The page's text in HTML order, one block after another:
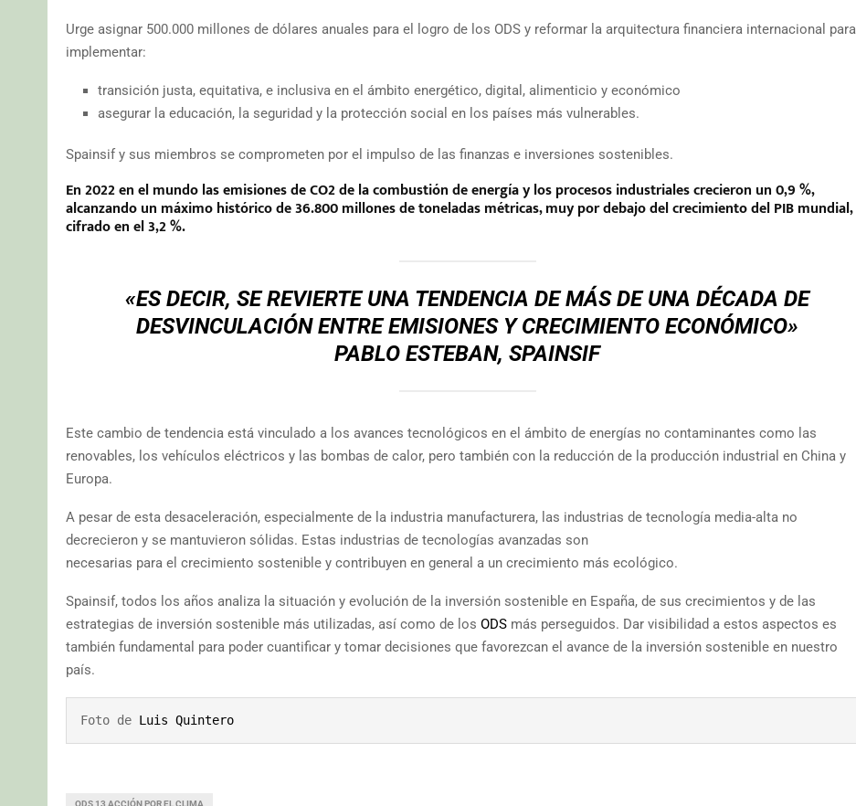
Urge asignar 500.000 millones de dólares anuales para el logro de los ODS y reformar la arquitectura financiera internacional para
implementar:
transición justa, equitativa, e inclusiva en el ámbito energético, digital, alimenticio y económico
asegurar la educación, la seguridad y la protección social en los países más vulnerables.
Spainsif y sus miembros se comprometen por el impulso de las finanzas e inversiones sostenibles.
En 2022 en el mundo las emisiones de CO2 de la combustión de energía y los procesos industriales crecieron un 0,9 %,
alcanzando un máximo histórico de 36.800 millones de toneladas métricas, muy por debajo del crecimiento del PIB mundial,
cifrado en el 3,2 %.
«ES DECIR, SE REVIERTE UNA TENDENCIA DE MÁS DE UNA DÉCADA DE
DESVINCULACIÓN ENTRE EMISIONES Y CRECIMIENTO ECONÓMICO»
PABLO ESTEBAN,SPAINSIF
Este cambio de tendencia está vinculado a los avances tecnológicos en el ámbito de energías no contaminantes como las
renovables, los vehículos eléctricos y las bombas de calor, pero también con la reducción de la producción industrial en China y
Europa.
A pesar de esta desaceleración, especialmente de la industria manufacturera, las industrias de tecnología media-alta no
decrecieron y se mantuvieron sólidas. Estas industrias de tecnologías avanzadas son
necesarias para el crecimiento sostenible y contribuyen en general a un crecimiento más ecológico.
Spainsif, todos los años analiza la situación y evolución de la inversión sostenible en España, de sus crecimientos y de las
estrategias de inversión sostenible más utilizadas, así como de los ODS más perseguidos. Dar visibilidad a estos aspectos es
también fundamental para poder cuantificar y tomar decisiones que favorezcan el avance de la inversión sostenible en nuestro
país.
Foto de Luis Quintero
ODS 13 ACCIÓN POR EL CLIMA